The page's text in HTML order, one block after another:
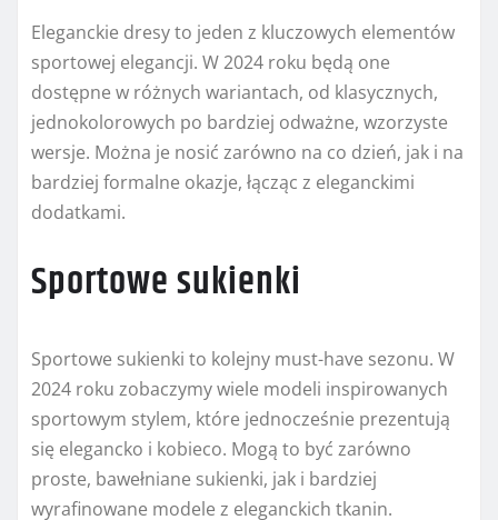
Eleganckie dresy to jeden z kluczowych elementów
sportowej elegancji. W 2024 roku będą one
dostępne w różnych wariantach, od klasycznych,
jednokolorowych po bardziej odważne, wzorzyste
wersje. Można je nosić zarówno na co dzień, jak i na
bardziej formalne okazje, łącząc z eleganckimi
dodatkami.
Sportowe sukienki
Sportowe sukienki to kolejny must-have sezonu. W
2024 roku zobaczymy wiele modeli inspirowanych
sportowym stylem, które jednocześnie prezentują
się elegancko i kobieco. Mogą to być zarówno
proste, bawełniane sukienki, jak i bardziej
wyrafinowane modele z eleganckich tkanin.